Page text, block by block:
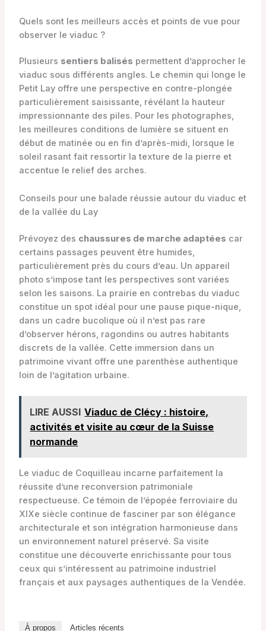
Quels sont les meilleurs accès et points de vue pour
observer le viaduc ?
Plusieurs sentiers balisés permettent d’approcher le
viaduc sous différents angles. Le chemin qui longe le
Petit Lay offre une perspective en contre-plongée
particulièrement saisissante, révélant la hauteur
impressionnante des piles. Pour les photographes,
les meilleures conditions de lumière se situent en
début de matinée ou en fin d’après-midi, lorsque le
soleil rasant fait ressortir la texture de la pierre et
accentue le relief des arches.
Conseils pour une balade réussie autour du viaduc et
de la vallée du Lay
Prévoyez des chaussures de marche adaptées car
certains passages peuvent être humides,
particulièrement près du cours d’eau. Un appareil
photo s’impose tant les perspectives sont variées
selon les saisons. La prairie en contrebas du viaduc
constitue un spot idéal pour une pause pique-nique,
dans un cadre bucolique où il n’est pas rare
d’observer hérons, ragondins ou autres habitants
discrets de la vallée. Cette immersion dans un
patrimoine vivant offre une parenthèse authentique
loin de l’agitation urbaine.
LIRE AUSSI Viaduc de Clécy : histoire,
activités et visite au cœur de la Suisse
normande
Le viaduc de Coquilleau incarne parfaitement la
réussite d’une reconversion patrimoniale
respectueuse. Ce témoin de l’épopée ferroviaire du
XIXe siècle continue de fasciner par son élégance
architecturale et son intégration harmonieuse dans
un environnement naturel préservé. Sa visite
constitue une découverte enrichissante pour tous
ceux qui s’intéressent au patrimoine industriel
français et aux paysages authentiques de la Vendée.
À propos Articles récents